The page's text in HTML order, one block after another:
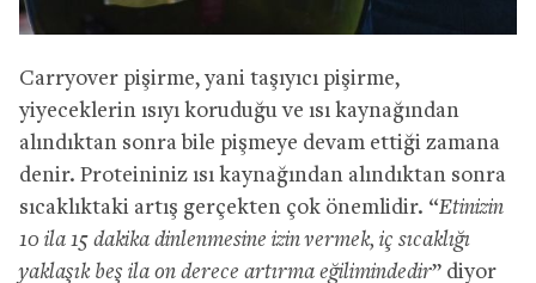
Carryover pişirme, yani taşıyıcı pişirme,
yiyeceklerin ısıyı koruduğu ve ısı kaynağından
alındıktan sonra bile pişmeye devam ettiği zamana
denir. Proteininiz ısı kaynağından alındıktan sonra
sıcaklıktaki artış gerçekten çok önemlidir. “Etinizin
10 ila 15 dakika dinlenmesine izin vermek, iç sıcaklığı
yaklaşık beş ila on derece artırma eğilimindedir” diyor